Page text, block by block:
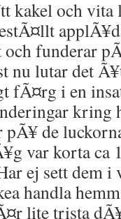
kakel och
och funderar
nu lutar det
fÃ¤rg i en
kring
pÃ¥ de
var korta ca
ej sett dem i
handla
lite trista